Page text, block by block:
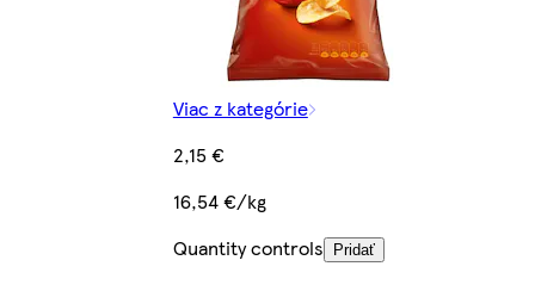
Viac z kategórie
2,15 €
16,54 €/kg
Quantity controls
Pridať